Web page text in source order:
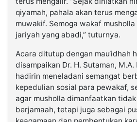
qiyamah, pahala akan terus
muwakif. Semoga wakaf
jariyah yang abadi,” tuturnya.
Acara ditutup dengan mau‘idhah
disampaikan Dr. H. Sutaman, M.A.
hadirin meneladani semangat
kepedulian sosial para pewakaf,
agar musholla dimanfaatkan
berjamaah, tetapi juga sebagai